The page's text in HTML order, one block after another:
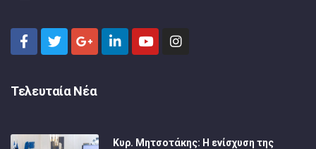
Τελευταία Νέα
Κυρ. Μητσοτάκης: Η ενίσχυση της